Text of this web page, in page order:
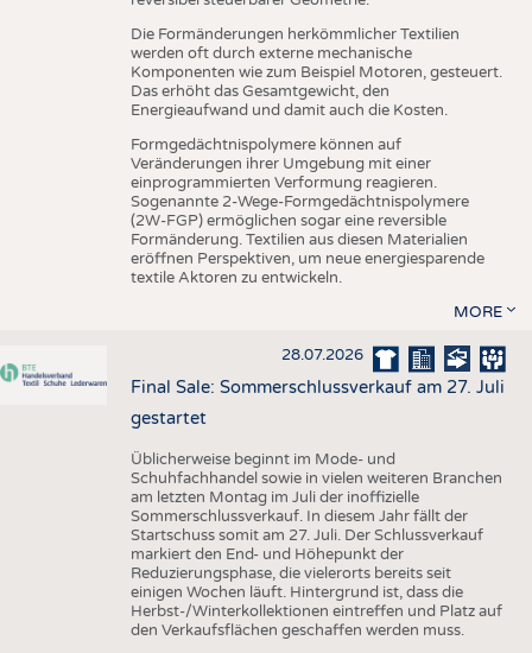
Die Formänderungen herkömmlicher Textilien
werden oft durch externe mechanische
Komponenten wie zum Beispiel Motoren, gesteuert.
Das erhöht das Gesamtgewicht, den
Energieaufwand und damit auch die Kosten.
Formgedächtnispolymere können auf
Veränderungen ihrer Umgebung mit einer
einprogrammierten Verformung reagieren.
Sogenannte 2-Wege-Formgedächtnispolymere
(2W-FGP) ermöglichen sogar eine reversible
Formänderung. Textilien aus diesen Materialien
eröffnen Perspektiven, um neue energiesparende
textile Aktoren zu entwickeln.
MORE
28.07.2026
Final Sale: Sommerschlussverkauf am 27. Juli
gestartet
Üblicherweise beginnt im Mode- und
Schuhfachhandel sowie in vielen weiteren Branchen
am letzten Montag im Juli der inoffizielle
Sommerschlussverkauf. In diesem Jahr fällt der
Startschuss somit am 27. Juli. Der Schlussverkauf
markiert den End- und Höhepunkt der
Reduzierungsphase, die vielerorts bereits seit
einigen Wochen läuft. Hintergrund ist, dass die
Herbst-/Winterkollektionen eintreffen und Platz auf
den Verkaufsflächen geschaffen werden muss.